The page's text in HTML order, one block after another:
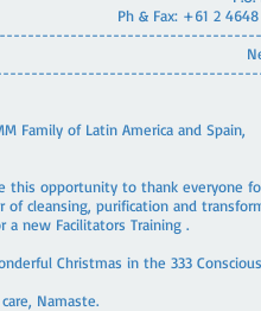
Ph & Fax: +61 2
Family of Latin America and Spain,
this opportunity to thank everyone
of cleansing, purification and
a new Facilitators Training .
Christmas in the 333
Namaste.